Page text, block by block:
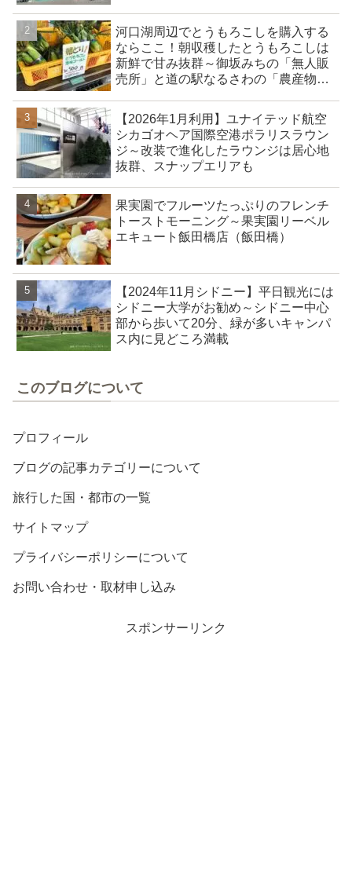
河口湖周辺でとうもろこしを購入する
ならここ！朝収穫したとうもろこしは
新鮮で甘み抜群～御坂みちの「無人販
売所」と道の駅なるさわの「農産物直
【2026年1月利用】ユナイテッド航空
シカゴオヘア国際空港ポラリスラウン
ジ～改装で進化したラウンジは居心地
抜群、スナップエリアも
果実園でフルーツたっぷりのフレンチ
トーストモーニング～果実園リーベル
エキュート飯田橋店（飯田橋）
【2024年11月シドニー】平日観光には
シドニー大学がお勧め～シドニー中心
部から歩いて20分、緑が多いキャンパ
ス内に見どころ満載
このブログについて
プロフィール
ブログの記事カテゴリーについて
旅行した国・都市の一覧
サイトマップ
プライバシーポリシーについて
お問い合わせ・取材申し込み
スポンサーリンク